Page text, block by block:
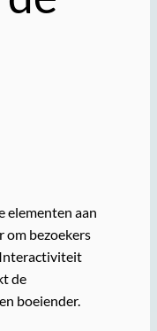
elementen aan
om bezoekers
Interactiviteit
de
boeiender.